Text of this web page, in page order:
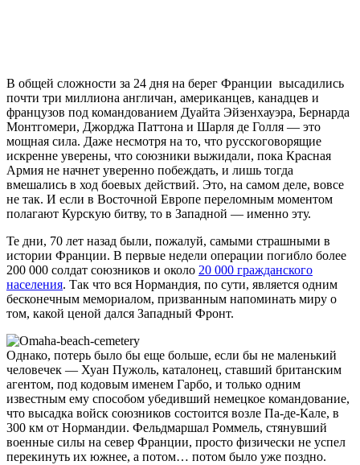
В общей сложности за 24 дня на берег Франции высадились
почти три миллиона англичан, американцев, канадцев и
французов под командованием Дуайта Эйзенхауэра, Бернарда
Монтгомери, Джорджа Паттона и Шарля де Голля — это
мощная сила. Даже несмотря на то, что русскоговорящие
искренне уверены, что союзники выжидали, пока Красная
Армия не начнет уверенно побеждать, и лишь тогда
вмешались в ход боевых действий. Это, на самом деле, вовсе
не так. И если в Восточной Европе переломным моментом
полагают Курскую битву, то в Западной — именно эту.
Те дни, 70 лет назад были, пожалуй, самыми страшными в
истории Франции. В первые недели операции погибло более
200 000 солдат союзников и около 20 000 гражданского
населения. Так что вся Нормандия, по сути, является одним
бесконечным мемориалом, призванным напоминать миру о
том, какой ценой дался Западный Фронт.
Однако, потерь было бы еще больше, если бы не маленький
человечек — Хуан Пужоль, каталонец, ставший британским
агентом, под кодовым именем Гарбо, и только одним
известным ему способом убедивший немецкое командование,
что высадка войск союзников состоится возле Па-де-Кале, в
300 км от Нормандии. Фельдмаршал Роммель, стянувший
военные силы на север Франции, просто физически не успел
перекинуть их южнее, а потом… потом было уже поздно.